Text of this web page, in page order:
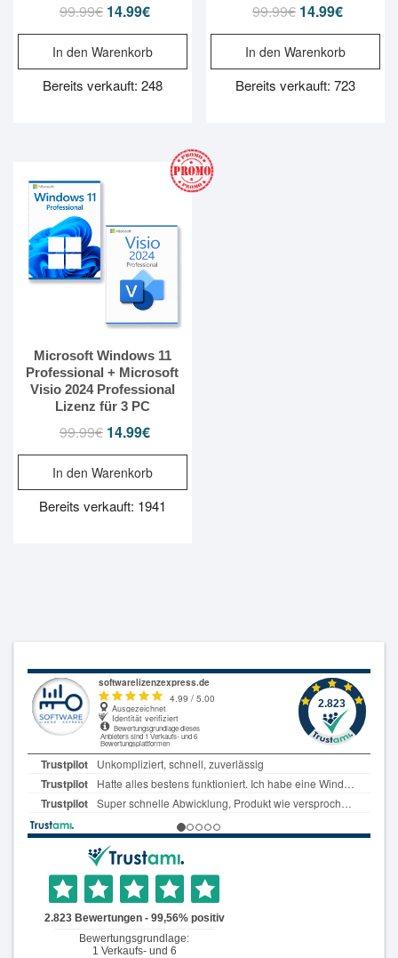
99.99€ Ursprünglicher
Preis
war:
99.99€
14.99€Aktueller
Preis
ist:
14.99€.
In den Warenkorb
Bereits verkauft: 248
99.99€ Ursprünglicher
Preis
war:
99.99€
14.99€
Preis
ist:
14.99€.
In den Warenkorb
Bereits verkauft: 723
Microsoft Windows 11
Professional + Microsoft
Visio 2024 Professional
Lizenz für 3 PC
99.99€ Ursprünglicher
Preis
war:
99.99€
14.99€Aktueller
Preis
ist:
14.99€.
In den Warenkorb
Bereits verkauft: 1941